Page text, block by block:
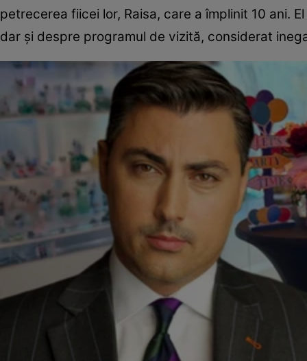
petrecerea fiicei lor, Raisa, care a împlinit 10 ani.
dar și despre programul de vizită, considerat